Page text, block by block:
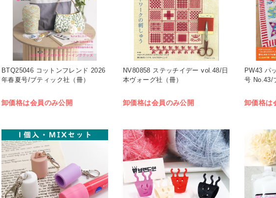
BTQ25046 コットンフレンド 2026
年春夏号/ブティック社（冊）
卸価格は会員のみ公開
NV80858 ステッチイデー vol.48/日
本ヴォーグ社（冊）
卸価格は会員のみ公開
PW43 パ
号 No.43/
卸価格は